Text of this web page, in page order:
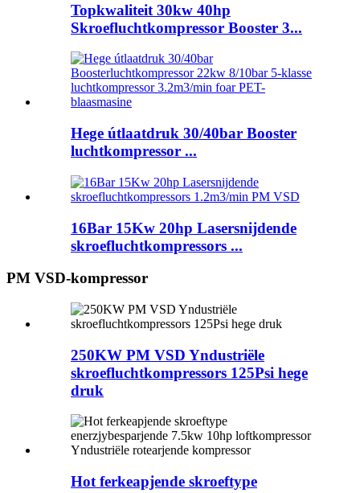
Topkwaliteit 30kw 40hp
Skroefluchtkompressor Booster 3...
Hege útlaatdruk 30/40bar Booster
luchtkompressor ...
16Bar 15Kw 20hp Lasersnijdende
skroefluchtkompressors ...
PM VSD-kompressor
250KW PM VSD Yndustriële
skroefluchtkompressors 125Psi hege
druk
Hot ferkeapjende skroeftype